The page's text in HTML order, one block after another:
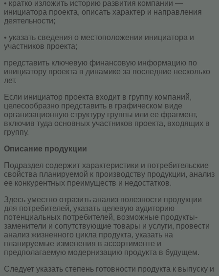
• кратко изложить историю развития компании —
инициатора проекта, описать характер и направления
деятельности;
• указать сведения о местоположении инициатора и
участников проекта;
представить ключевую финансовую информацию по
инициатору проекта в динамике за последние несколько
лет.
Если инициатор проекта входит в группу компаний,
целесообразно представить в графическом виде
организационную структуру группы или ее фрагмент,
включив туда основных участников проекта, входящих в
группу.
Описание продукции
Подраздел содержит характеристики и потребительские
свойства планируемой к производству продукции, анализ
ее конкурентных преимуществ и недостатков.
Здесь уместно отразить анализ полезности продукции
для потребителей, указать целевую аудиторию
потенциальных потребителей, возможные продукты-
заменители и сопутствующие товары и услуги, провести
анализ жизненного цикла продукта, указать на
планируемые изменения в ассортименте и
предполагаемую модернизацию продукта в будущем.
Следует указать степень готовности продукта к выпуску и